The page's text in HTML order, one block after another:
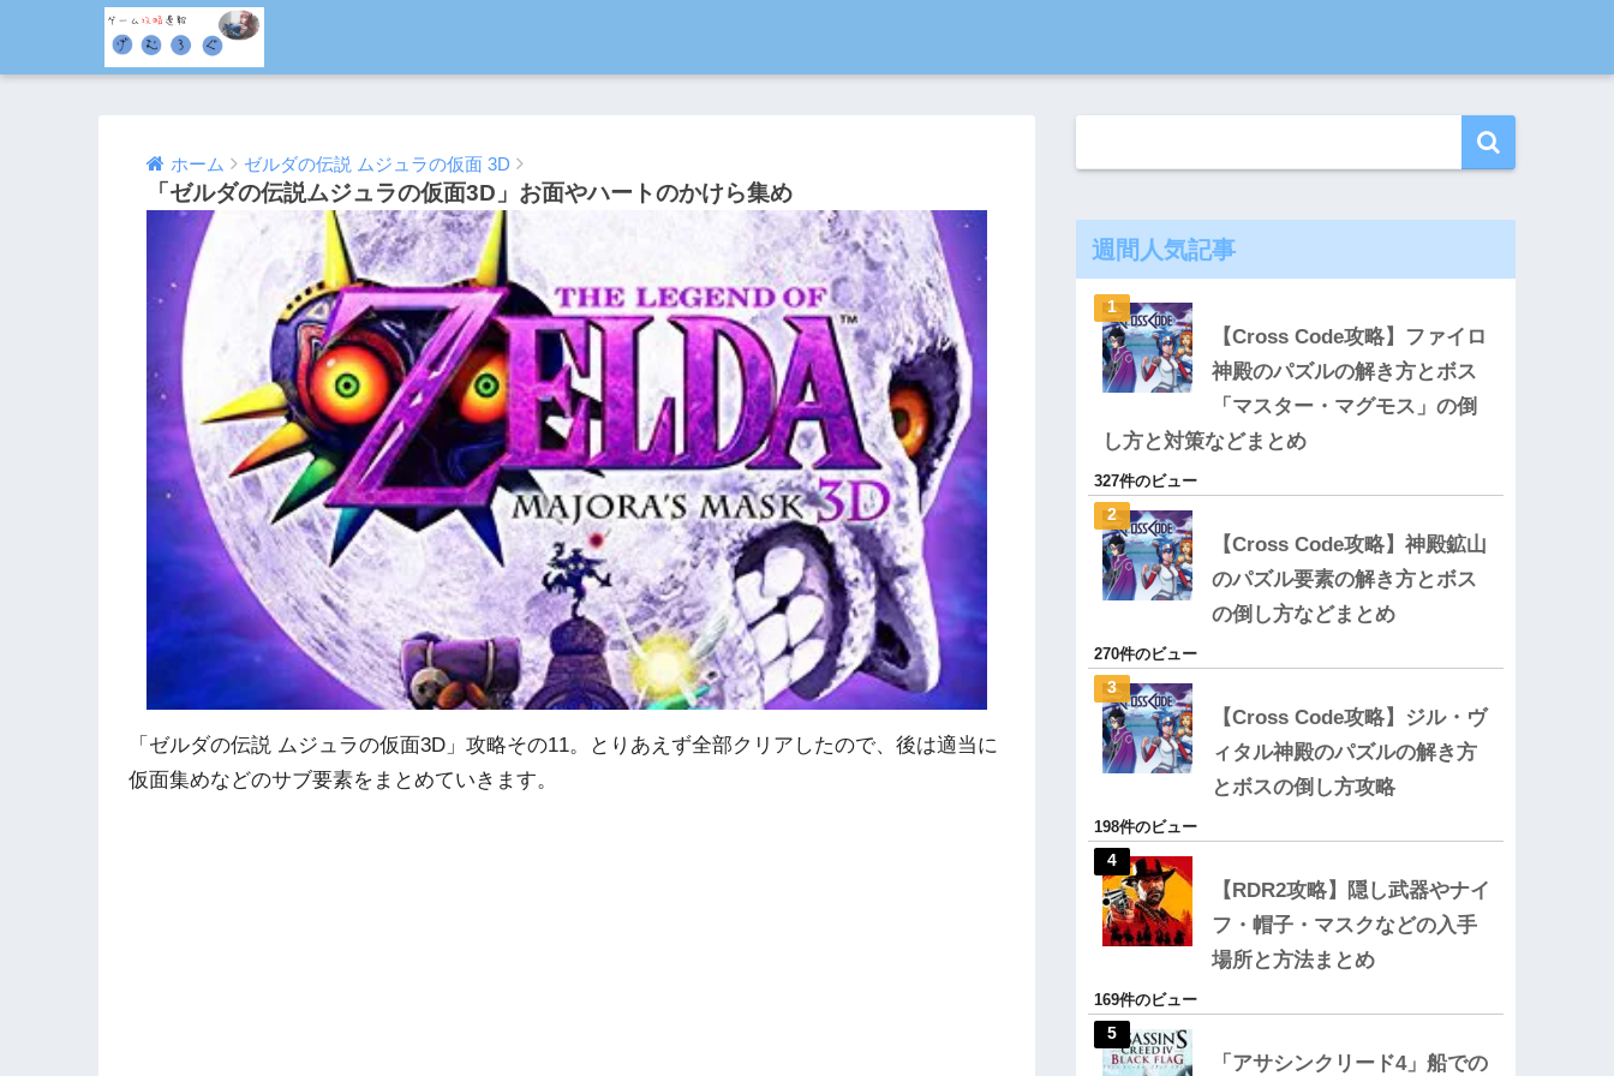
ホーム ゼルダの伝説 ムジュラの仮面 3D
「ゼルダの伝説ムジュラの仮面3D」お面やハートのかけら集め
2015/02/18 2016/08/04
「ゼルダの伝説 ムジュラの仮面3D」攻略その11。とりあえず全部クリアしたので、後は適当に
仮面集めなどのサブ要素をまとめていきます。
週間人気記事
【Cross Code攻略】ファイロ
神殿のパズルの解き方とボス
「マスター・マグモス」の倒
し方と対策などまとめ
327件のビュー
【Cross Code攻略】神殿鉱山
のパズル要素の解き方とボス
の倒し方などまとめ
270件のビュー
【Cross Code攻略】ジル・ヴ
ィタル神殿のパズルの解き方
とボスの倒し方攻略
198件のビュー
【RDR2攻略】隠し武器やナイ
フ・帽子・マスクなどの入手
場所と方法まとめ
169件のビュー
「アサシンクリード4」船での